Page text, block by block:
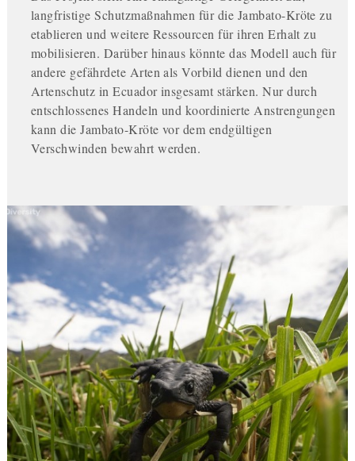
langfristige Schutzmaßnahmen für die Jambato-Kröte zu
etablieren und weitere Ressourcen für ihren Erhalt zu
mobilisieren. Darüber hinaus könnte das Modell auch für
andere gefährdete Arten als Vorbild dienen und den
Artenschutz in Ecuador insgesamt stärken. Nur durch
entschlossenes Handeln und koordinierte Anstrengungen
kann die Jambato-Kröte vor dem endgültigen
Verschwinden bewahrt werden.